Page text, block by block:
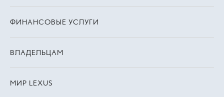
ФИНАНСОВЫЕ УСЛУГИ
ВЛАДЕЛЬЦАМ
МИР LEXUS